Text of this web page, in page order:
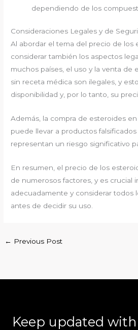
dependiendo de los
Consideraciones Legales y de
Al abordar el tema del precio de los
considerar también los aspectos
muchos países, el uso y la venta de
sin receta médica son ilegales, y
disponibilidad y, por lo tanto, su
Además, la compra de esteroides
puede llevar a productos
representan un riesgo significativo
En resumen, el precio de los
de numerosos factores, y es crucial
adecuadamente y considerar todos
antes de decidir su uso.
← Previous Post
Keep updated